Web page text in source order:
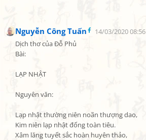
Nguyễn Công Tuấn
14/03/2020 08:56
Dịch thơ của Đỗ Phủ
Bài:
LẠP NHẬT
Nguyên văn:
Lạp nhật thường niên noãn thượng dao,
Kim niên lạp nhật đống toàn tiêu.
Xâm lăng tuyết sắc hoàn huyên thảo,